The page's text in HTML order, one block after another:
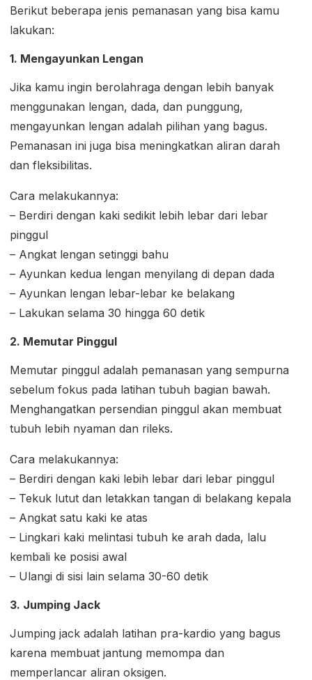
Berikut beberapa jenis pemanasan yang bisa kamu
lakukan:
1. Mengayunkan Lengan
Jika kamu ingin berolahraga dengan lebih banyak
menggunakan lengan, dada, dan punggung,
mengayunkan lengan adalah pilihan yang bagus.
Pemanasan ini juga bisa meningkatkan aliran darah
dan fleksibilitas.
Cara melakukannya:
– Berdiri dengan kaki sedikit lebih lebar dari lebar
pinggul
– Angkat lengan setinggi bahu
– Ayunkan kedua lengan menyilang di depan dada
– Ayunkan lengan lebar-lebar ke belakang
– Lakukan selama 30 hingga 60 detik
2. Memutar Pinggul
Memutar pinggul adalah pemanasan yang sempurna
sebelum fokus pada latihan tubuh bagian bawah.
Menghangatkan persendian pinggul akan membuat
tubuh lebih nyaman dan rileks.
Cara melakukannya:
– Berdiri dengan kaki lebih lebar dari lebar pinggul
– Tekuk lutut dan letakkan tangan di belakang kepala
– Angkat satu kaki ke atas
– Lingkari kaki melintasi tubuh ke arah dada, lalu
kembali ke posisi awal
– Ulangi di sisi lain selama 30-60 detik
3. Jumping Jack
Jumping jack adalah latihan pra-kardio yang bagus
karena membuat jantung memompa dan
memperlancar aliran oksigen.